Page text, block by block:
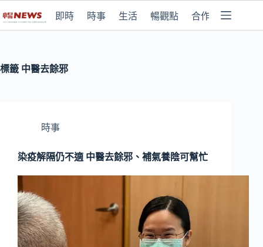
即時 時事 生活 暢觀點 合作媒體
標籤 中醫去餘邪
時事
染疫解隔仍不適 中醫去餘邪、補氣養陰可幫忙